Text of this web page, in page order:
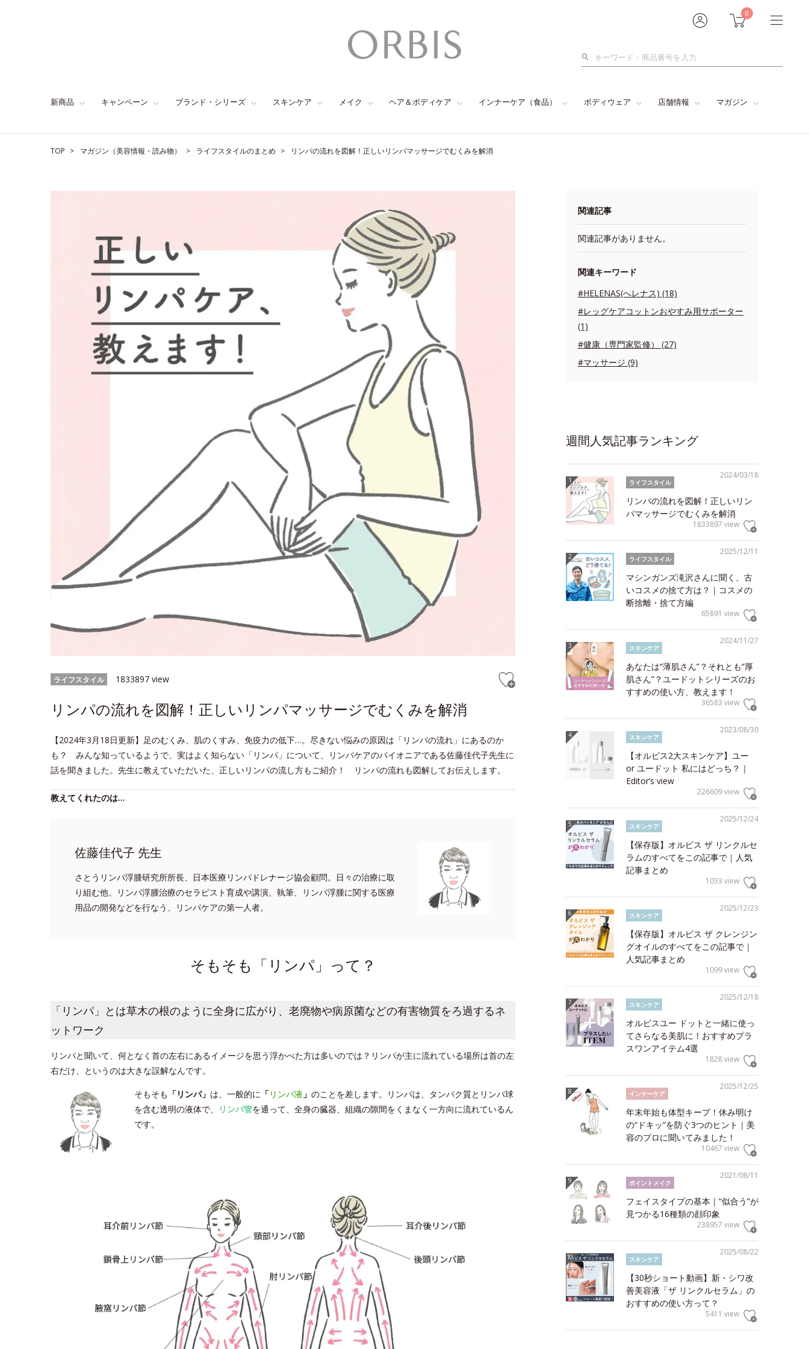
0
検
新商品 キャンペーン ブランド・シリーズ スキンケア メイク ヘア＆ボディケア インナーケア（食品） ボディウェア 店舗情報 マガジン
TOP マガジン（美容情報・読み物） ライフスタイルのまとめ リンパの流れを図解！正しいリンパマッサージでむくみを解消
ライフスタイル 1833897 view
リンパの流れを図解！正しいリンパマッサージでむくみを解消
【2024年3月18日更新】足のむくみ、肌のくすみ、免疫力の低下…。尽きない悩みの原因は「リンパの流れ」にあるのか
も？ みんな知っているようで、実はよく知らない「リンパ」について、リンパケアのパイオニアである佐藤佳代子先生に
話を聞きました。先生に教えていただいた、正しいリンパの流し方もご紹介！ リンパの流れも図解してお伝えします。
教えてくれたのは…
佐藤佳代子 先生
さとうリンパ浮腫研究所所長、日本医療リンパドレナージ協会顧問。日々の治療に取
り組む他、リンパ浮腫治療のセラピスト育成や講演、執筆、リンパ浮腫に関する医療
用品の開発などを行なう、リンパケアの第一人者。
そもそも「リンパ」って？
「リンパ」とは草木の根のように全身に広がり、老廃物や病原菌などの有害物質をろ過するネ
ットワーク
リンパと聞いて、何となく首の左右にあるイメージを思う浮かべた方は多いのでは？リンパが主に流れている場所は首の左
右だけ、というのは大きな誤解なんです。
そもそも 「リンパ」 は、一般的に 「リンパ液 」 のことを差します。リンパは、タンパク質とリンパ球
を含む透明の液体で、
リンパ管を通って、全身の臓器、組織の隙間をくまなく一方向に流れているん
です。
関連記事
関連記事がありません。
関連キーワード
#HELENAS(へレナス) (18)
#レッグケアコットンおやすみ用サポーター
(1)
#健康（専門家監修） (27)
#マッサージ (9)
週間人気記事ランキング
2024/03/18
ライフスタイル
リンパの流れを図解！正しいリン
パマッサージでむくみを解消
1833897 view
2025/12/11
ライフスタイル
マシンガンズ滝沢さんに聞く、古
いコスメの捨て方は？｜コスメの
断捨離・捨て方編
65891 view
2024/11/27
スキンケア
あなたは“薄肌さん”？それとも“厚
肌さん”？ユードットシリーズのお
すすめの使い方、教えます！
36583 view
2023/08/30
スキンケア
【オルビス2大スキンケア】ユー
or ユードット 私にはどっち？｜
Editor’s view
226609 view
2025/12/24
スキンケア
【保存版】オルビス ザ リンクルセ
ラムのすべてをこの記事で｜人気
記事まとめ
1033 view
2025/12/23
スキンケア
【保存版】オルビス ザ クレンジン
グオイルのすべてをこの記事で｜
人気記事まとめ
1099 view
2025/12/18
スキンケア
オルビスユー ドットと一緒に使っ
てさらなる美肌に！おすすめプラ
スワンアイテム4選
1828 view
2025/12/25
インナーケア
年末年始も体型キープ！休み明け
の“ドキッ”を防ぐ3つのヒント｜美
容のプロに聞いてみました！
10467 view
2021/08/11
ポイントメイク
フェイスタイプの基本｜“似合う”が
見つかる16種類の顔印象
238957 view
2025/08/22
スキンケア
【30秒ショート動画】新・シワ改
善美容液「ザ リンクルセラム」の
おすすめの使い方って？
5411 view